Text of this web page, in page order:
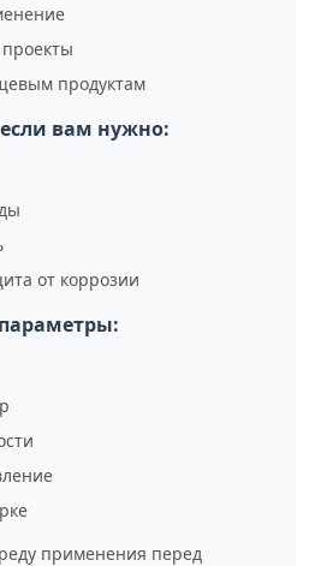
продуктам
вам нужно:
от коррозии
применения перед